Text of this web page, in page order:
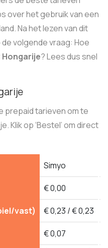
over het gebruik van een
Na het lezen van dit
volgende vraag: Hoe
? Lees dus snel
prepaid tarieven om te
Klik op ‘Bestel’ om direct
vast)
Simyo
€ 0,00
€ 0,23 / € 0,23
€ 0,07